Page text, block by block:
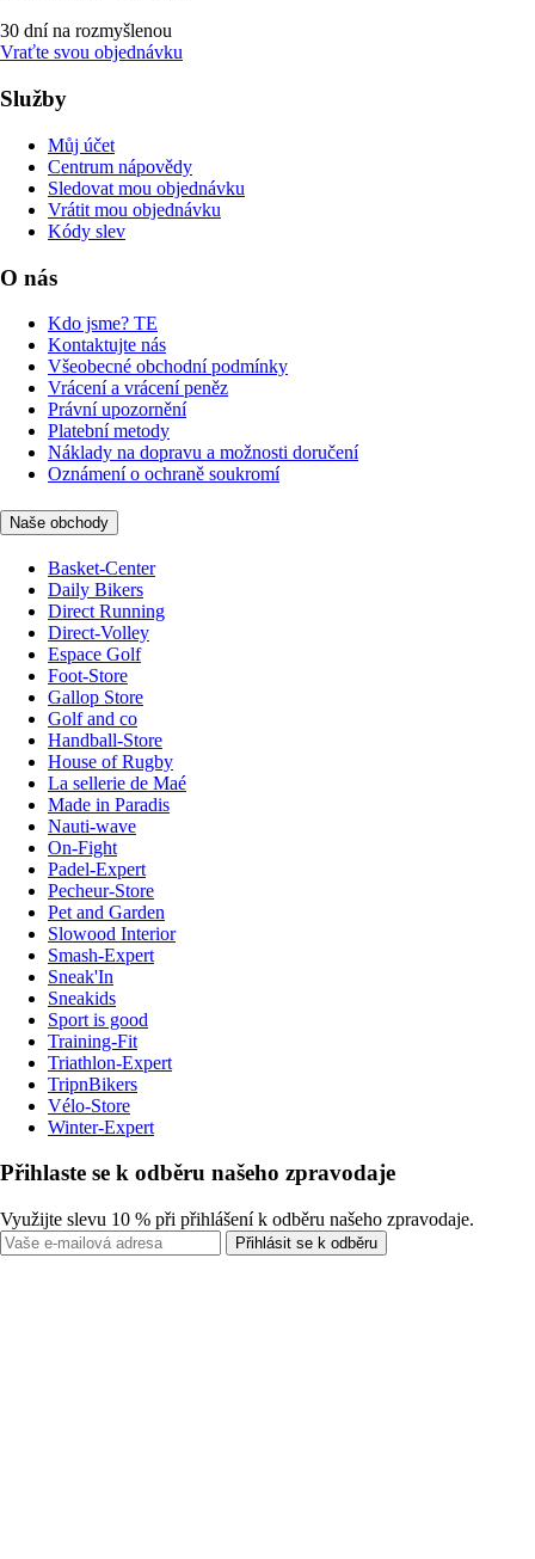
30 dní na rozmyšlenou
Vraťte svou objednávku
Služby
Můj účet
Centrum nápovědy
Sledovat mou objednávku
Vrátit mou objednávku
Kódy slev
O nás
Kdo jsme? TE
Kontaktujte nás
Všeobecné obchodní podmínky
Vrácení a vrácení peněz
Právní upozornění
Platební metody
Náklady na dopravu a možnosti doručení
Oznámení o ochraně soukromí
Naše obchody
Basket-Center
Daily Bikers
Direct Running
Direct-Volley
Espace Golf
Foot-Store
Gallop Store
Golf and co
Handball-Store
House of Rugby
La sellerie de Maé
Made in Paradis
Nauti-wave
On-Fight
Padel-Expert
Pecheur-Store
Pet and Garden
Slowood Interior
Smash-Expert
Sneak'In
Sneakids
Sport is good
Training-Fit
Triathlon-Expert
TripnBikers
Vélo-Store
Winter-Expert
Přihlaste se k odběru našeho zpravodaje
Využijte slevu 10 % při přihlášení k odběru našeho zpravodaje.
Přihlásit se k odběru